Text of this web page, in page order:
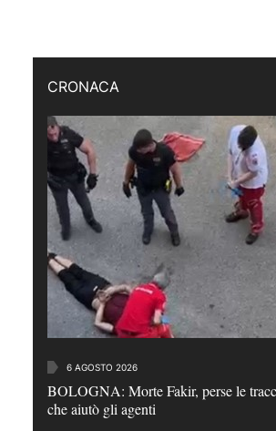
CRONACA
6 AGOSTO 2026
BOLOGNA: Morte Fakir, perse le
che aiutò gli agenti